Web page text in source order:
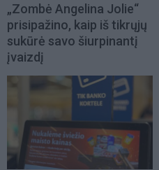
„Zombė Angelina Jolie“
prisipažino, kaip iš tikrųjų
sukūrė savo šiurpinantį
įvaizdį